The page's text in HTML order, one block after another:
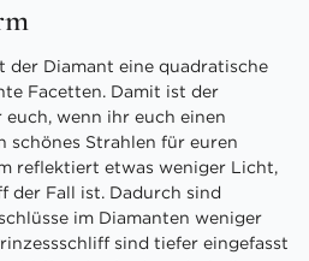
der Diamant eine quadratische
Facetten. Damit ist der
wenn ihr euch einen
schönes Strahlen für euren
reflektiert etwas weniger Licht,
der Fall ist. Dadurch sind
im Diamanten weniger
sind tiefer eingefasst